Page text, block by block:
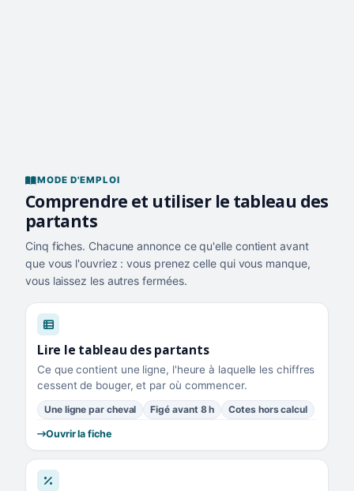
MODE D'EMPLOI
Comprendre et utiliser le tableau des
partants
Cinq fiches. Chacune annonce ce qu'elle contient avant
que vous l'ouvriez : vous prenez celle qui vous manque,
vous laissez les autres fermées.
Lire le tableau des partants
Ce que contient une ligne, l'heure à laquelle les chiffres
cessent de bouger, et par où commencer.
Une ligne par cheval Figé avant 8 h Cotes hors calcul
Ouvrir la fiche